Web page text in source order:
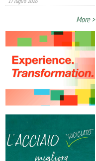
Annunciati i finalisti dei
Diamonds Awards 2026 di FTA
14 luglio 2026
More >